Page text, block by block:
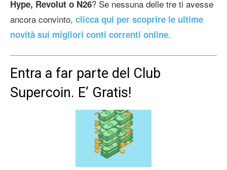
Hype, Revolut o N26? Se nessuna delle tre ti avesse
ancora convinto, clicca qui per scoprire le ultime
novità sui migliori conti correnti online.
Entra a far parte del Club
Supercoin. E’ Gratis!